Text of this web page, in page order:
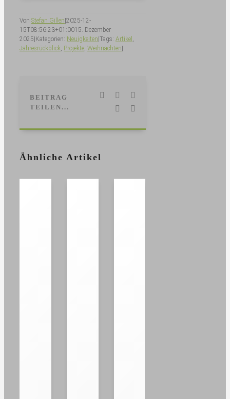
Von Stefan Gillen 2025-12-
15T08:56:23+01:0015. Dezember
2025 Kategorien: Neuig­keiten Tags: Artikel ,
Jahresrückblick, Projekte, Weihnachten
BEITRAG
TEILEN...
FacebookLinkedIn
Pinterest
Ähnliche Artikel